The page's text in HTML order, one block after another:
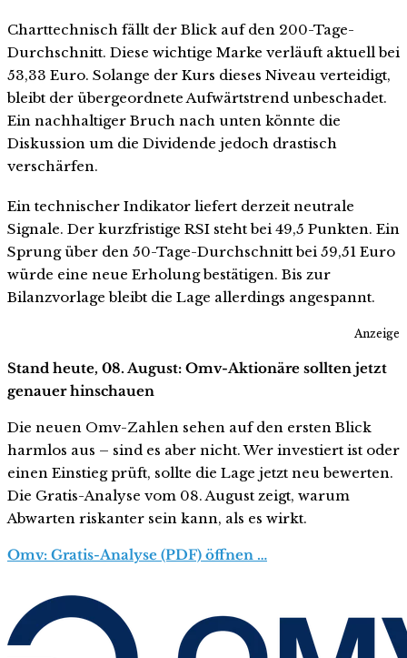
Charttechnisch fällt der Blick auf den 200-Tage-
Durchschnitt. Diese wichtige Marke verläuft aktuell bei
53,33 Euro. Solange der Kurs dieses Niveau verteidigt,
bleibt der übergeordnete Aufwärtstrend unbeschadet.
Ein nachhaltiger Bruch nach unten könnte die
Diskussion um die Dividende jedoch drastisch
verschärfen.
Ein technischer Indikator liefert derzeit neutrale
Signale. Der kurzfristige RSI steht bei 49,5 Punkten. Ein
Sprung über den 50-Tage-Durchschnitt bei 59,51 Euro
würde eine neue Erholung bestätigen. Bis zur
Bilanzvorlage bleibt die Lage allerdings angespannt.
Anzeige
Stand heute, 08. August: Omv-Aktionäre sollten jetzt
genauer hinschauen
Die neuen Omv-Zahlen sehen auf den ersten Blick
harmlos aus – sind es aber nicht. Wer investiert ist oder
einen Einstieg prüft, sollte die Lage jetzt neu bewerten.
Die Gratis-Analyse vom 08. August zeigt, warum
Abwarten riskanter sein kann, als es wirkt.
Omv: Gratis-Analyse (PDF) öffnen …